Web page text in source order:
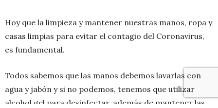
Hoy que la limpieza y mantener nuestras manos, ropa y
casas limpias para evitar el contagio del Coronavirus,
es fundamental.
Todos sabemos que las manos debemos lavarlas con
agua y jabón y si no podemos, tenemos que utilizar
alcohol gel para desinfectar, además de mantener las